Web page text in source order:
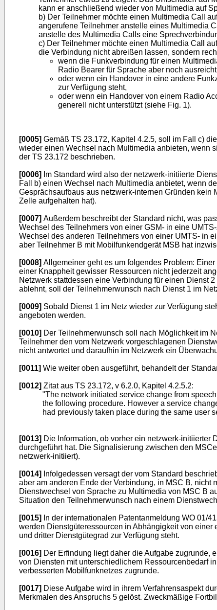
kann er anschließend wieder von Multimedia auf
b) Der Teilnehmer möchte einen Multimedia Call
angerufene Teilnehmer anstelle eines Multimedia
anstelle des Multimedia Calls eine
c) Der Teilnehmer möchte einen Multimedia Call
die Verbindung nicht abreißen lassen, sondern
wenn die Funkverbindung für einen
Radio Bearer für Sprache aber noch
oder wenn ein Handover in eine andere
zur Verfügung steht,
oder wenn ein Handover von einem Radio
generell nicht unterstützt (siehe Fig. 1).
[0005] Gemäß TS 23.172, Kapitel 4.2.5, soll im Fall c)
wieder einen Wechsel nach Multimedia anbieten, wenn
der TS 23.172 beschrieben.
[0006]
Im Standard wird also der netzwerk-initiierte
Fall b) einen Wechsel nach Multimedia anbietet, wenn
Gesprächsaufbaus aus netzwerk-internen Gründen
Zelle aufgehalten hat).
[0007] Außerdem beschreibt der Standard nicht, was
Wechsel des Teilnehmers von einer GSM- in eine
Wechsel des anderen Teilnehmers von einer UMTS- in
aber Teilnehmer B mit Mobilfunkendgerät MSB hat
[0008] Allgemeiner geht es um folgendes Problem:
einer Knappheit gewisser Ressourcen nicht jederzeit
Netzwerk stattdessen eine Verbindung für einen Dienst
ablehnt, soll der Teilnehmerwunsch nach Dienst 1 im
[0009] Sobald Dienst 1 im Netz wieder zur Verfügung
angeboten werden.
[0010] Der Teilnehmerwunsch soll nach Möglichkeit im
Teilnehmer den vom Netzwerk vorgeschlagenen
nicht antwortet und daraufhin im Netzwerk ein
[0011] Wie weiter oben ausgeführt, behandelt der
[0012] Zitat aus TS 23.172, v 6.2.0, Kapitel 4.2.5.2:
"The network initiated service change from
the following procedure. However a service
had previously taken place during the same user
[0013] Die Information, ob vorher ein netzwerk-initiierter
durchgeführt hat. Die Signalisierung zwischen den
netzwerk-initiiert).
[0014]
Infolgedessen versagt der vom Standard
aber am anderen Ende der Verbindung, in MSC B,
Dienstwechsel von Sprache zu Multimedia von MSC B
Situation den Teilnehmerwunsch nach einem
[0015] In der internationalen Patentanmeldung WO 01/
werden Dienstgüteressourcen in Abhängigkeit von
und dritter Dienstgütegrad zur Verfügung steht.
[0016] Der Erfindung liegt daher die Aufgabe zugrunde,
von Diensten mit unterschiedlichem Ressourcenbedarf
verbesserten Mobilfunknetzes zugrunde.
[0017] Diese Aufgabe wird in ihrem Verfahrensaspekt
Merkmalen des Anspruchs 5 gelöst. Zweckmäßige